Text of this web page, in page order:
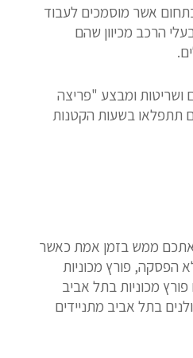
אשר מוסמכים לעבוד
הרכב מכיוון שהם
ושריטות ומבצע "פריצה
תתפלאו בשעות הקטנות
אתכם ממש בזמן אמת כאשר
הפסקה, פורץ מכוניות
מכוניות בתל אביב
בתל אביב מתניידים